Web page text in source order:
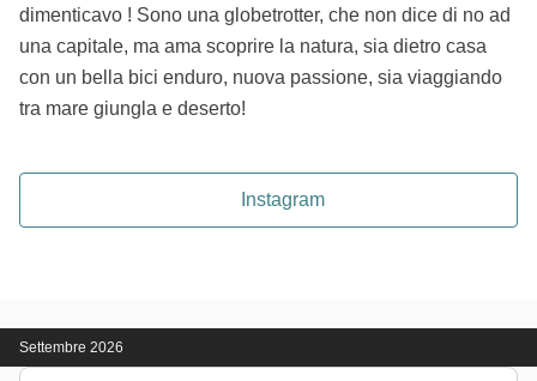
dimenticavo ! Sono una globetrotter, che non dice di no ad
una capitale, ma ama scoprire la natura, sia dietro casa
con un bella bici enduro, nuova passione, sia viaggiando
tra mare giungla e deserto!
Instagram
Settembre 2026